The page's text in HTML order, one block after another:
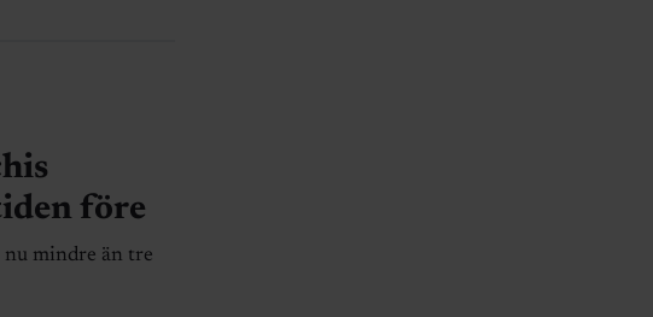
före
nu mindre än tre